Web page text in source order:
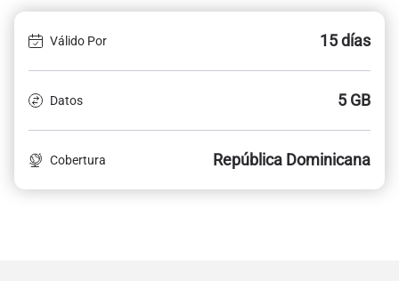
Válido Por 15 días
Datos 5 GB
Cobertura República Dominicana